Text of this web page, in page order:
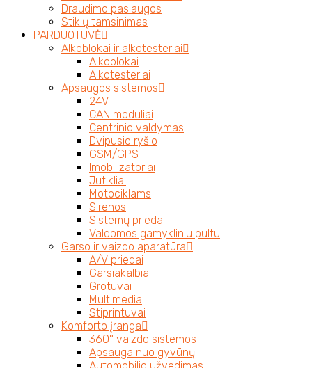
Draudimo paslaugos
Stiklų tamsinimas
PARDUOTUVĖ
Alkoblokai ir alkotesteriai
Alkoblokai
Alkotesteriai
Apsaugos sistemos
24V
CAN moduliai
Centrinio valdymas
Dvipusio ryšio
GSM/GPS
Imobilizatoriai
Jutikliai
Motociklams
Sirenos
Sistemų priedai
Valdomos gamykliniu pultu
Garso ir vaizdo aparatūra
A/V priedai
Garsiakalbiai
Grotuvai
Multimedia
Stiprintuvai
Komforto įranga
360° vaizdo sistemos
Apsauga nuo gyvūnų